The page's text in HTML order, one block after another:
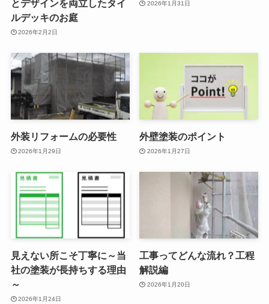
とデザインを両立したタイ
ルデッキのお庭
2026年2月2日
2026年1月31日
外装リフォームの必要性
2026年1月29日
外壁塗装のポイント
2026年1月27日
見えない所こそ丁寧に～当
社の塗装が長持ちする理由
～
2026年1月24日
工事ってどんな流れ？工程
解説編
2026年1月20日